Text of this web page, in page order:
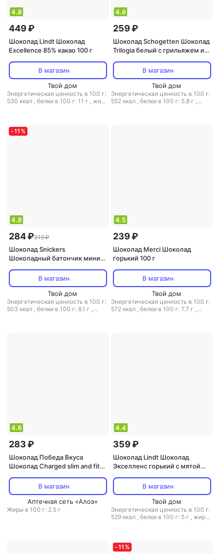
4.8
449 ₽
Шоколад Lindt Шоколад
Excellence 85% какао 100 г
В магазин
Твой дом
Энергетическая ценность в 100 г:
530 ккал , белки в 100 г: 11 г , жиры
4.6
259 ₽
Шоколад Schogetten Шоколад
Trilogia белый с грильяжем и
джандуей и фундуком/
альпийский молочный 100 г
В магазин
Твой дом
Энергетическая ценность в 100 г:
552 ккал , белки в 100 г: 5.8 г ,
-11 %
4.8
284 ₽319 ₽
Шоколад Snickers
Шоколадный батончик мини
В магазин
Твой дом
Энергетическая ценность в 100 г:
503 ккал , белки в 100 г: 8.1 г ,
4.5
239 ₽
Шоколад Merci Шоколад
горький 100 г
В магазин
Твой дом
Энергетическая ценность в 100 г:
572 ккал , белки в 100 г: 7.7 г ,
4.6
283 ₽
Шоколад Победа Вкуса
Шоколад Charged slim and fit
В магазин
Аптечная сеть «Алоэ»
Жиры в 100 г: 2.5 г
4.4
359 ₽
Шоколад Lindt Шоколад
Экселленс горький с мятой
В магазин
Твой дом
Энергетическая ценность в 100 г:
529 ккал , белки в 100 г: 5 г , жиры
-11 %